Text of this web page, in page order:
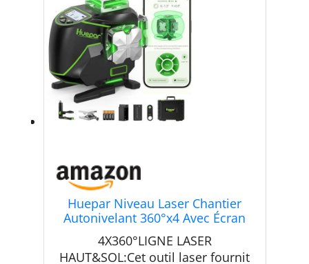
Huepar Niveau Laser Chantier
Autonivelant 360°x4 Avec Écran
4X360°LIGNE LASER
HAUT&SOL:Cet outil laser fournit